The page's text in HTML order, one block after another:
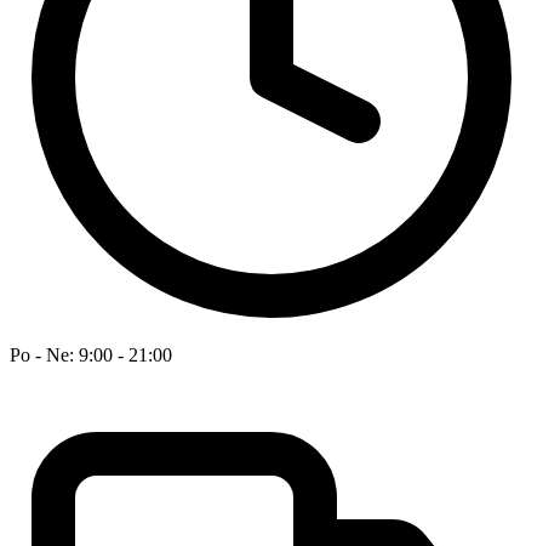
Po - Ne: 9:00 - 21:00